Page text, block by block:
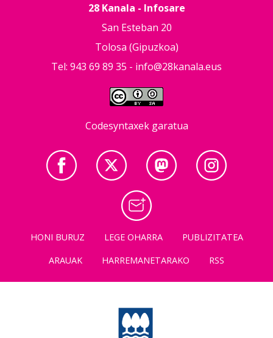
28 Kanala - Infosare
San Esteban 20
Tolosa (Gipuzkoa)
Tel: 943 69 89 35 - info@28kanala.eus
Codesyntaxek garatua
HONI BURUZ LEGE OHARRA
PUBLIZITATEA
ARAUAK
HARREMANETARAKO RSS